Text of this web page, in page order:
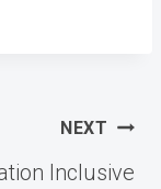
NEXT
Inclusive